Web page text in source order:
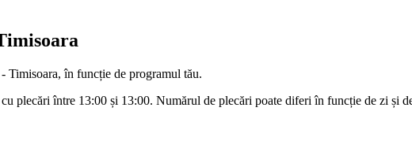
Timisoara, în funcție de programul tău.
plecări între 13:00 și 13:00. Numărul de plecări poate diferi în funcție de zi și